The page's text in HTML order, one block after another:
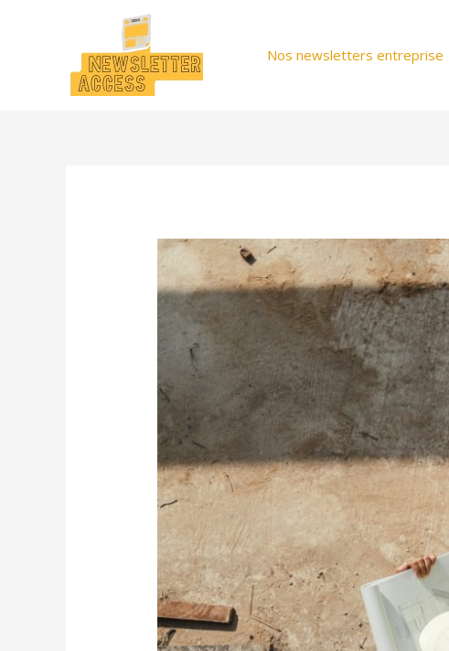
Nos newsletters entreprise